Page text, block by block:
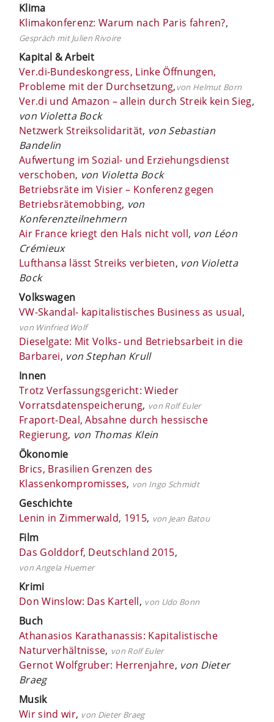
Klima
Klimakonferenz: Warum nach Paris fahren?,
Gespräch mit Julien Rivoire
Kapital & Arbeit
Ver.di-Bundeskongress, Linke Öffnungen,
Probleme mit der Durchsetzung, von Helmut Born
Ver.di und Amazon – allein durch Streik kein Sieg,
von Violetta Bock
Netzwerk Streiksolidarität, von Sebastian
Bandelin
Aufwertung im Sozial- und Erziehungsdienst
verschoben, von Violetta Bock
Betriebsräte im Visier – Konferenz gegen
Betriebsrätemobbing, von
Konferenzteilnehmern
Air France kriegt den Hals nicht voll, von Léon
Crémieux
Lufthansa lässt Streiks verbieten, von Violetta
Bock
Volkswagen
VW-Skandal- kapitalistisches Business as usual,
von Winfried Wolf
Dieselgate: Mit Volks- und Betriebsarbeit in die
Barbarei, von Stephan Krull
Innen
Trotz Verfassungsgericht: Wieder
Vorratsdatenspeicherung, von Rolf Euler
Fraport-Deal, Absahne durch hessische
Regierung, von Thomas Klein
Ökonomie
Brics, Brasilien Grenzen des
Klassenkompromisses, von Ingo Schmidt
Geschichte
Lenin in Zimmerwald, 1915, von Jean Batou
Film
Das Golddorf, Deutschland 2015,
von Angela Huemer
Krimi
Don Winslow: Das Kartell, von Udo Bonn
Buch
Athanasios Karathanassis: Kapitalistische
Naturverhältnisse, von Rolf Euler
Gernot Wolfgruber: Herrenjahre, von Dieter
Braeg
Musik
Wir sind wir, von Dieter Braeg